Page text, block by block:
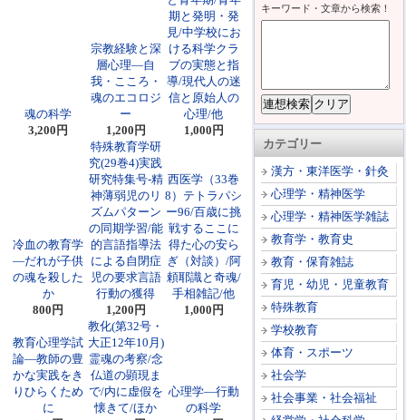
キーワード・文章から検索！
カテゴリー
漢方・東洋医学・針灸
心理学・精神医学
心理学・精神医学雑誌
教育学・教育史
教育・保育雑誌
育児・幼児・児童教育
特殊教育
学校教育
体育・スポーツ
社会学
社会事業・社会福祉
魂の科学
3,200円
宗教経験と深
層心理―自
我・こころ・
魂のエコロジ
ー
1,200円
期と発明・発
見/中学校にお
ける科学クラ
ブの実態と指
導/現代人の迷
信と原始人の
心理/他
1,000円
冷血の教育学
―だれが子供
の魂を殺した
か
800円
特殊教育学研
究(29巻4)実践
研究特集号-精
神薄弱児のリ
ズムパターン
の同期学習/能
的言語指導法
による自閉症
児の要求言語
行動の獲得
1,200円
西医学（33巻
8）テトラパシ
ー96/百歳に挑
戦するここに
得た心の安ら
ぎ（対談）/阿
頼耶識と奇魂/
手相雑記/他
1,000円
教育心理学試
論―教師の豊
かな実践をき
りひらくため
に
教化(第32号・
大正12年10月)
霊魂の考察/念
仏道の顕現ま
で/内に虚假を
懐きて/ほか
心理学―行動
の科学